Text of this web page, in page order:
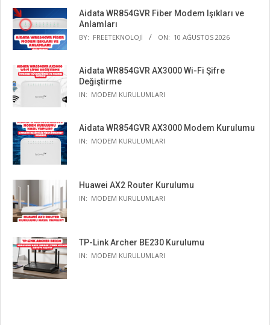
Aidata WR854GVR Fiber Modem Işıkları ve
Anlamları
BY: FREETEKNOLOJI ON: 10 AĞUSTOS 2026
Aidata WR854GVR AX3000 Wi-Fi Şifre
Değiştirme
IN: MODEM KURULUMLARI
Aidata WR854GVR AX3000 Modem Kurulumu
IN: MODEM KURULUMLARI
Huawei AX2 Router Kurulumu
IN: MODEM KURULUMLARI
TP-Link Archer BE230 Kurulumu
IN: MODEM KURULUMLARI